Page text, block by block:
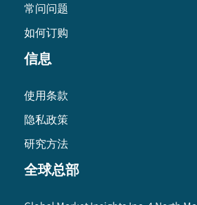
常问问题
如何订购
信息
使用条款
隐私政策
研究方法
全球总部